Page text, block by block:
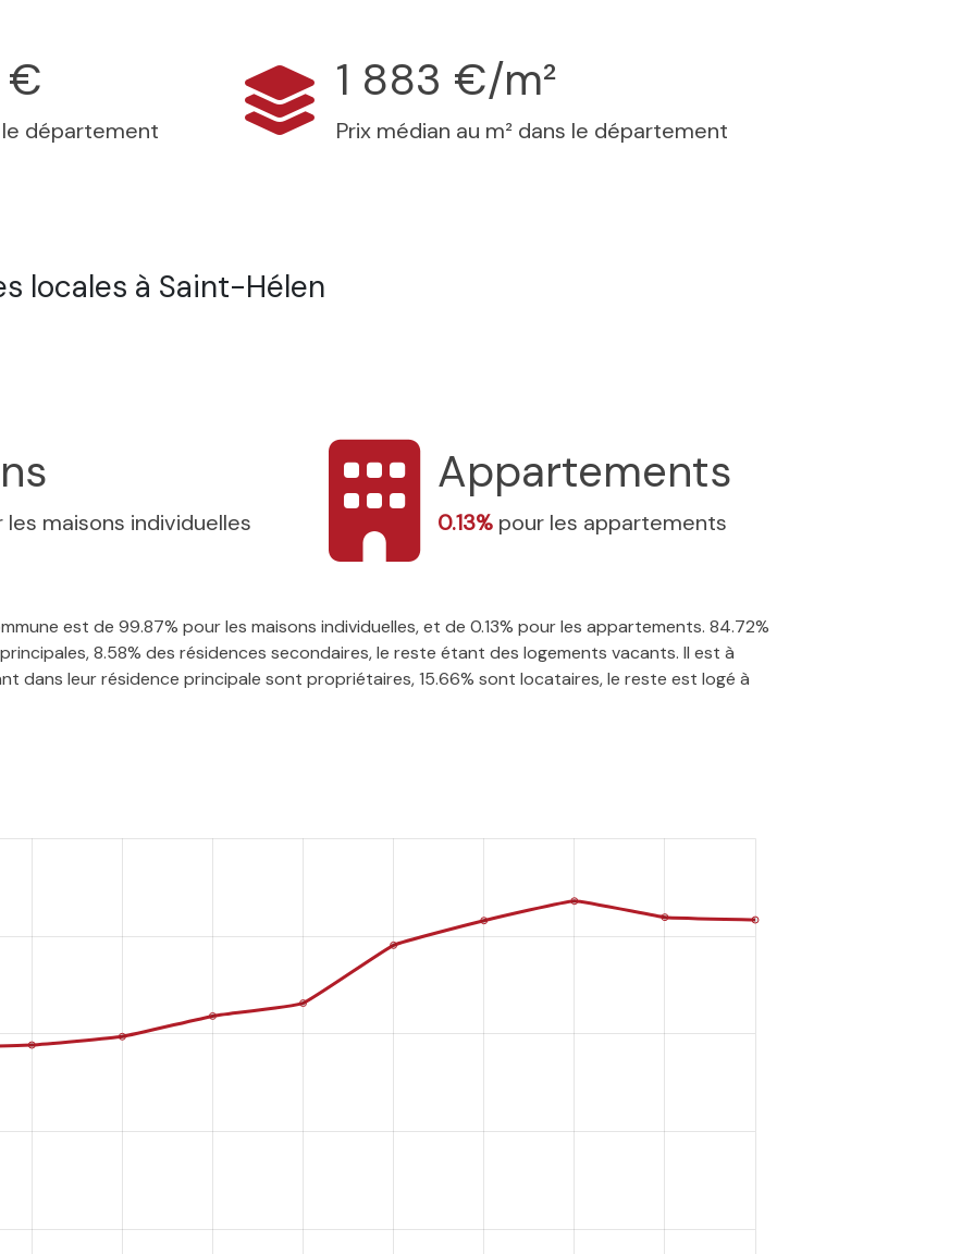
€
le département
1 883 €/m²
Prix médian au m² dans le département
locales à Saint-Hélen
les maisons individuelles
Appartements
0.13% pour les appartements
est de 99.87% pour les maisons individuelles, et de 0.13% pour les appartements. 84.72%
8.58% des résidences secondaires, le reste étant des logements vacants. Il est à
dans leur résidence principale sont propriétaires, 15.66% sont locataires, le reste est logé à